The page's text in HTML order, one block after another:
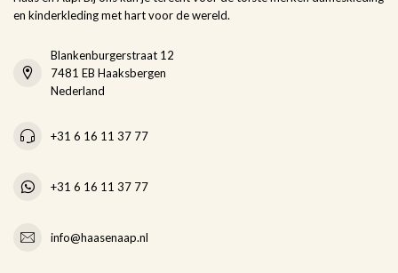
en kinderkleding met hart voor de wereld.
Blankenburgerstraat 12
7481 EB Haaksbergen
Nederland
+31 6 16 11 37 77
+31 6 16 11 37 77
info@haasenaap.nl